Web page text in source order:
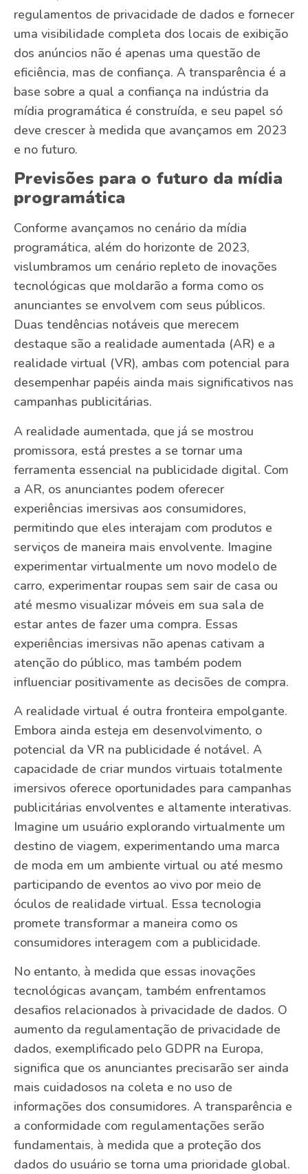
regulamentos de privacidade de dados e fornecer
uma visibilidade completa dos locais de exibição
dos anúncios não é apenas uma questão de
eficiência, mas de confiança. A transparência é a
base sobre a qual a confiança na indústria da
mídia programática é construída, e seu papel só
deve crescer à medida que avançamos em 2023
e no futuro.
Previsões para o futuro da mídia
programática
Conforme avançamos no cenário da mídia
programática, além do horizonte de 2023,
vislumbramos um cenário repleto de inovações
tecnológicas que moldarão a forma como os
anunciantes se envolvem com seus públicos.
Duas tendências notáveis que merecem
destaque são a realidade aumentada (AR) e a
realidade virtual (VR), ambas com potencial para
desempenhar papéis ainda mais significativos nas
campanhas publicitárias.
A realidade aumentada, que já se mostrou
promissora, está prestes a se tornar uma
ferramenta essencial na publicidade digital. Com
a AR, os anunciantes podem oferecer
experiências imersivas aos consumidores,
permitindo que eles interajam com produtos e
serviços de maneira mais envolvente. Imagine
experimentar virtualmente um novo modelo de
carro, experimentar roupas sem sair de casa ou
até mesmo visualizar móveis em sua sala de
estar antes de fazer uma compra. Essas
experiências imersivas não apenas cativam a
atenção do público, mas também podem
influenciar positivamente as decisões de compra.
A realidade virtual é outra fronteira empolgante.
Embora ainda esteja em desenvolvimento, o
potencial da VR na publicidade é notável. A
capacidade de criar mundos virtuais totalmente
imersivos oferece oportunidades para campanhas
publicitárias envolventes e altamente interativas.
Imagine um usuário explorando virtualmente um
destino de viagem, experimentando uma marca
de moda em um ambiente virtual ou até mesmo
participando de eventos ao vivo por meio de
óculos de realidade virtual. Essa tecnologia
promete transformar a maneira como os
consumidores interagem com a publicidade.
No entanto, à medida que essas inovações
tecnológicas avançam, também enfrentamos
desafios relacionados à privacidade de dados. O
aumento da regulamentação de privacidade de
dados, exemplificado pelo GDPR na Europa,
significa que os anunciantes precisarão ser ainda
mais cuidadosos na coleta e no uso de
informações dos consumidores. A transparência e
a conformidade com regulamentações serão
fundamentais, à medida que a proteção dos
dados do usuário se torna uma prioridade global.